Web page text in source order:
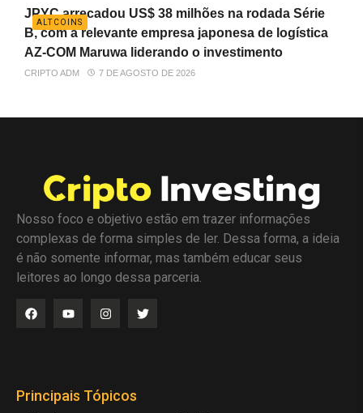
ALTCOINS
JPYC arrecadou US$ 38 milhões na rodada Série
B, com a relevante empresa japonesa de logística
AZ-COM Maruwa liderando o investimento
CRIPTO ADM 7 DE AGOSTO DE 2026
Nosso foco e objetivo estão em trazer informações
complexas de forma simples de ler. Dessa forma, a ideia
é não somente informar, mas também educar seus
leitores ao longo dessa parceria.
Principais Tópicos